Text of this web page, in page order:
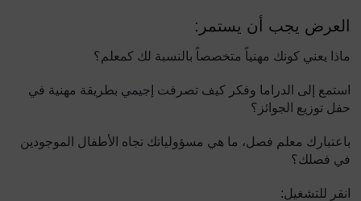
العرض يجب أن يستمر:
ماذا يعني كونك مهنياً متخصصاً بالنسبة لك كمعلم؟
استمع إلى الدراما وفكر كيف تصرفت إجيمي بطريقة مهنية في
حفل توزيع الجوائز؟
باعتبارك معلم فصل، ما هي مسؤولياتك تجاه الأطفال الموجودين
في فصلك؟
انقر للتشغيل: